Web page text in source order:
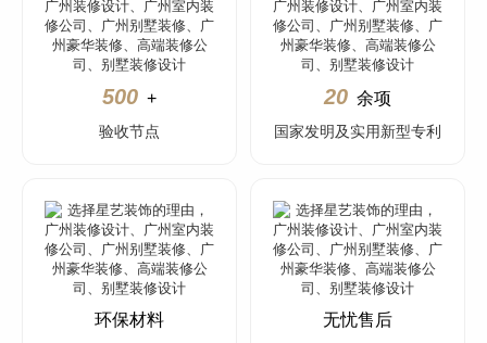
500 +
验收节点
20 余项
国家发明及实用新型专利
环保材料 无忧售后